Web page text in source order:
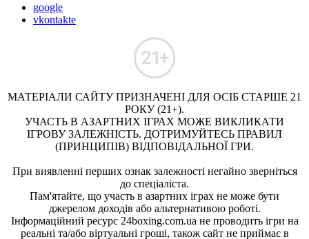
google
vkontakte
МАТЕРІАЛИ САЙТУ ПРИЗНАЧЕНІ ДЛЯ ОСІБ СТАРШЕ 21
РОКУ (21+).
УЧАСТЬ В АЗАРТНИХ ІГРАХ МОЖЕ ВИКЛИКАТИ
ІГРОВУ ЗАЛЕЖНІСТЬ. ДОТРИМУЙТЕСЬ ПРАВИЛ
(ПРИНЦИПІВ) ВІДПОВІДАЛЬНОЇ ГРИ.
При виявленні перших ознак залежності негайно зверніться
до спеціаліста.
Пам'ятайте, що участь в азартних іграх не може бути
джерелом доходів або альтернативою роботі.
Інформаційний ресурс 24boxing.com.ua не проводить ігри на
реальні та/або віртуальні гроші, також сайт не приймає в